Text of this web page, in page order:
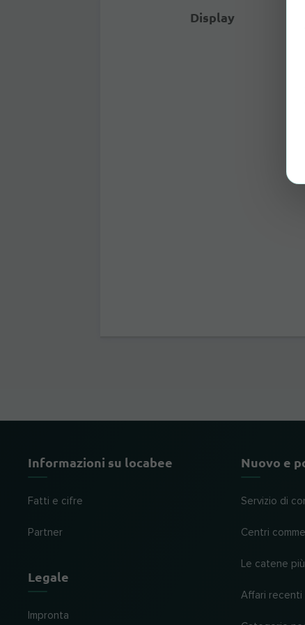
Display
Informazioni su locabee
Fatti e cifre
Partner
Legale
Impronta
Nuovo e
Servizio di
Centri
Le catene
Affari recenti